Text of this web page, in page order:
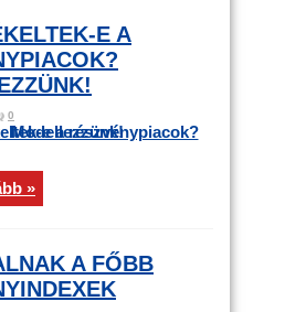
E A
0
»
A FŐBB